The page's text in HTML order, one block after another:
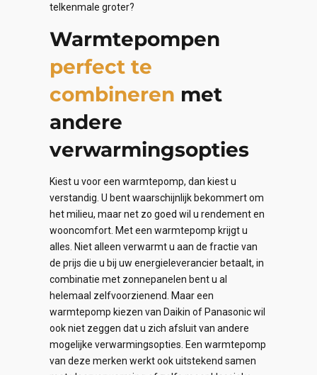
telkenmale groter?
Warmtepompen
perfect te
combineren met
andere
verwarmingsopties
Kiest u voor een warmtepomp, dan kiest u
verstandig. U bent waarschijnlijk bekommert om
het milieu, maar net zo goed wil u rendement en
wooncomfort. Met een warmtepomp krijgt u
alles. Niet alleen verwarmt u aan de fractie van
de prijs die u bij uw energieleverancier betaalt, in
combinatie met zonnepanelen bent u al
helemaal zelfvoorzienend. Maar een
warmtepomp kiezen van Daikin of Panasonic wil
ook niet zeggen dat u zich afsluit van andere
mogelijke verwarmingsopties. Een warmtepomp
van deze merken werkt ook uitstekend samen